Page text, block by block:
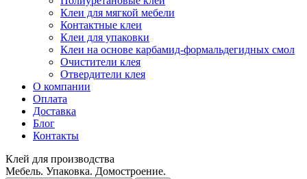
Клеи для мягкой мебели
Контактные клеи
Клеи для упаковки
Клеи на основе карбамид-формальдегидных смол
Очистители клея
Отвердители клея
О компании
Оплата
Доставка
Блог
Контакты
Клей для производства
Мебель. Упаковка. Домостроение.